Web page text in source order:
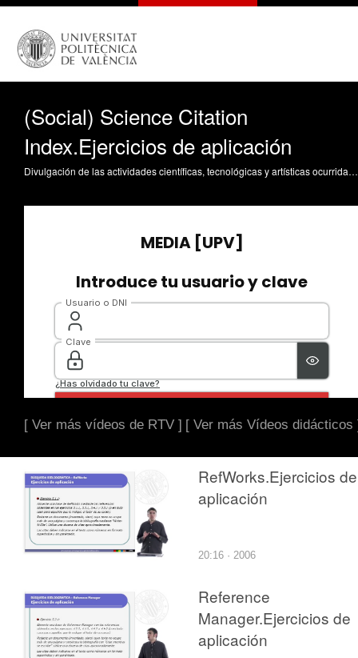
(Social) Science Citation
Index.Ejercicios de aplicación
Divulgación de las actividades científicas, tecnológicas y artísticas ocurridas en los tres campus de la UPV
[ Ver más vídeos de RTV ] [ Ver más Vídeos didácticos
RefWorks.Ejercicios de
aplicación
20:16 · 2006
Reference
Manager.Ejercicios de
aplicación